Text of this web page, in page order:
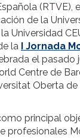
(RTVE),
de la
Universidad
la I Jornada
el pasado
Centre de
Oberta de
principal
profesionales